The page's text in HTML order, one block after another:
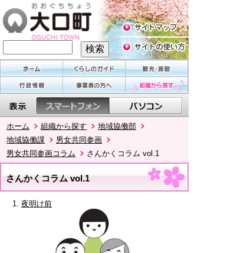
ホーム 組織から探す
地域協働部
地域協働課
男女共同参画
男女共同参画コラム
さんかくコラム vol.1
さんかくコラム vol.1
夜明け前